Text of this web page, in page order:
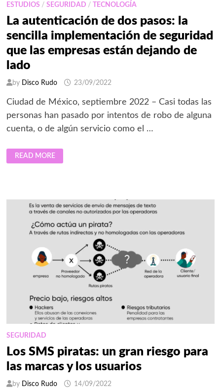
ESTUDIOS / SEGURIDAD / TECNOLOGÍA
La autenticación de dos pasos: la
sencilla implementación de seguridad
que las empresas están dejando de
lado
by Disco Rudo 23/09/2022
Ciudad de México, septiembre 2022 – Casi todas las
personas han pasado por intentos de robo de alguna
cuenta, o de algún servicio como el …
LA
AUTENTICACIÓN
IMPLEMENTACIÓN
SEGURIDAD
EMPRESAS
DEJANDO
LADO
READ MORE
SEGURIDAD
Los SMS piratas: un gran riesgo para
las marcas y los usuarios
by Disco Rudo 14/09/2022